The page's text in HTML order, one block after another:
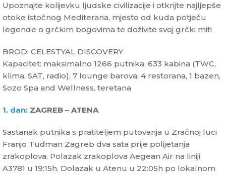
Upoznajte kolijevku ljudske civilizacije i otkrijte najljepše
otoke istočnog Mediterana, mjesto od kuda potječu
legende o grčkim bogovima te doživite svoj grčki mit!
BROD: CELESTYAL DISCOVERY
Kapacitet: maksimalno 1266 putnika, 633 kabina (TWC,
klima, SAT, radio), 7 lounge barova, 4 restorana, 1 bazen,
Sozo Spa and Wellness, teretana
1. dan: ZAGREB – ATENA
Sastanak putnika s pratiteljem putovanja u Zračnoj luci
Franjo Tuđman Zagreb dva sata prije polijetanja
zrakoplova. Polazak zrakoplova Aegean Air na liniji
A3781 u 19:15h. Dolazak u Atenu u 22:05h po lokalnom